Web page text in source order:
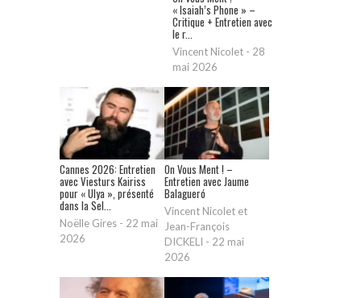
« Isaiah’s Phone » –
Critique + Entretien avec
le r...
Vincent Nicolet - 28
mai 2026
Cannes 2026: Entretien
avec Viesturs Kairiss
pour « Ulya », présenté
dans la Sel...
Noëlle Gires - 22 mai
2026
On Vous Ment ! –
Entretien avec Jaume
Balagueró
Vincent Nicolet et
Jean-François
DICKELI - 22 mai
2026